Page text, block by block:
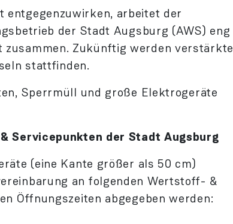
entgegen­zuwirken, arbeitet der
der Stadt Augsburg (AWS) eng
Zukünftig werden verstärkte
stattfinden.
Sperrmüll und große Elektro­geräte
Servicepunkten der Stadt Augsburg
(eine Kante größer als 50 cm)
an folgenden Wertstoff- &
Öffnungs­zeiten abgegeben werden: